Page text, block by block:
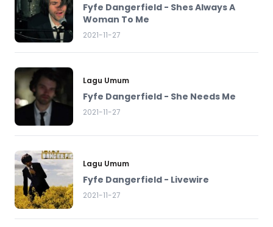
Fyfe Dangerfield - Shes Always A
Woman To Me
2021-11-27
Lagu Umum
Fyfe Dangerfield - She Needs Me
2021-11-27
Lagu Umum
Fyfe Dangerfield - Livewire
2021-11-27